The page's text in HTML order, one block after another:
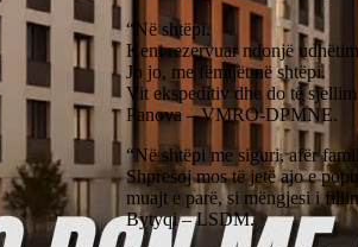
“Në shtëpi.
Keni rezervuar ndonjë
Jo jo, me fëmijët në shtëpi.
Vit ekspeditiv dhe do të
Panova – VMRO-DPMNE.
“Në shtëpi me siguri, afër
Shpresoj mos të jetë ajo e
muajt e parë, si mëngjesi i
Bytyqi – LSDM.